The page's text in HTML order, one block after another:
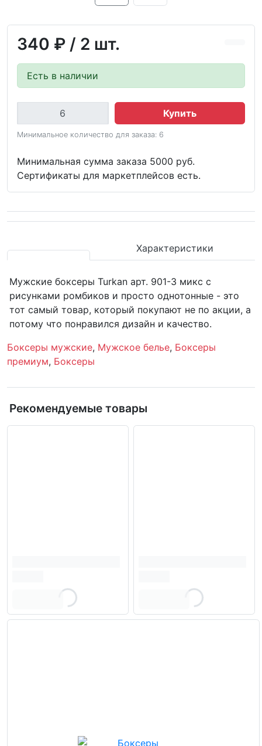
340 ₽ / 2 шт.
Есть в наличии
Купить
Минимальное количество для заказа: 6
Минимальная сумма заказа 5000 руб.
Сертификаты для маркетплейсов есть.
Характеристики
Мужские боксеры Turkan арт. 901-3 микс с
рисунками ромбиков и просто однотонные - это
тот самый товар, который покупают не по акции, а
потому что понравился дизайн и качество.
Боксеры мужские, Мужское белье, Боксеры
премиум, Боксеры
Рекомендуемые товары